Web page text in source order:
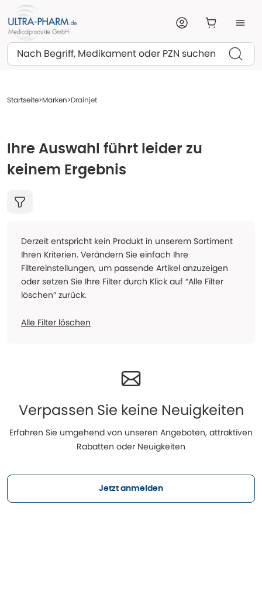
Suchen
Startseite Marken Drainjet
Ihre Auswahl führt leider zu
keinem Ergebnis
Derzeit entspricht kein Produkt in unserem Sortiment
Ihren Kriterien. Verändern Sie einfach Ihre
Filtereinstellungen, um passende Artikel anzuzeigen
oder setzen Sie Ihre Filter durch Klick auf “Alle Filter
löschen” zurück.
Alle Filter löschen
Verpassen Sie keine Neuigkeiten
Erfahren Sie umgehend von unseren Angeboten, attraktiven
Rabatten oder Neuigkeiten
Jetzt anmelden